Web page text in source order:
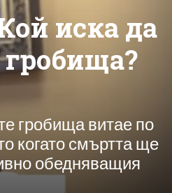
иска да
гробища витае по
когато смъртта ще
обедняващия